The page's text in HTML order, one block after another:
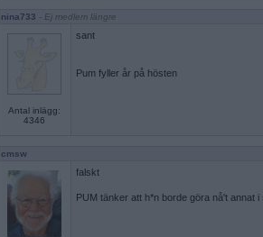
nina733 - Ej medlem längre
Antal inlägg:
4346
sant
Pum fyller år på hösten
cmsw
falskt
PUM tänker att h*n borde göra nå't annat i